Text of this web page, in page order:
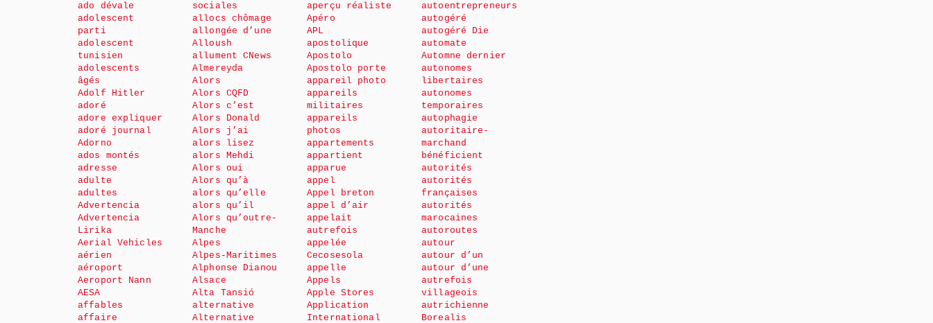
ado dévale
adolescent
parti
adolescent
tunisien
adolescents
âgés
Adolf Hitler
adoré
adore expliquer
adoré journal
Adorno
ados montés
adresse
adulte
adultes
Advertencia
Advertencia
Lirika
Aerial Vehicles
aérien
aéroport
Aeroport Nann
AESA
affables
affaire
sociales
allocs chômage
allongée d’une
Alloush
allument CNews
Almereyda
Alors
Alors CQFD
Alors c’est
Alors Donald
Alors j’ai
alors lisez
alors Mehdi
Alors oui
Alors qu’à
alors qu’elle
alors qu’il
Alors qu’outre-
Manche
Alpes
Alpes-Maritimes
Alphonse Dianou
Alsace
Alta Tansió
alternative
Alternative
aperçu réaliste
Apéro
APL
apostolique
Apostolo
Apostolo porte
appareil photo
appareils
militaires
appareils
photos
appartements
appartient
apparue
appel
Appel breton
appel d’air
appelait
autrefois
appelée
Cecosesola
appelle
Appels
Apple Stores
Application
International
autoentrepreneurs
autogéré
autogéré Die
automate
Automne dernier
autonomes
libertaires
autonomes
temporaires
autophagie
autoritaire-
marchand
bénéficient
autorités
autorités
françaises
autorités
marocaines
autoroutes
autour
autour d’un
autour d’une
autrefois
villageois
autrichienne
Borealis